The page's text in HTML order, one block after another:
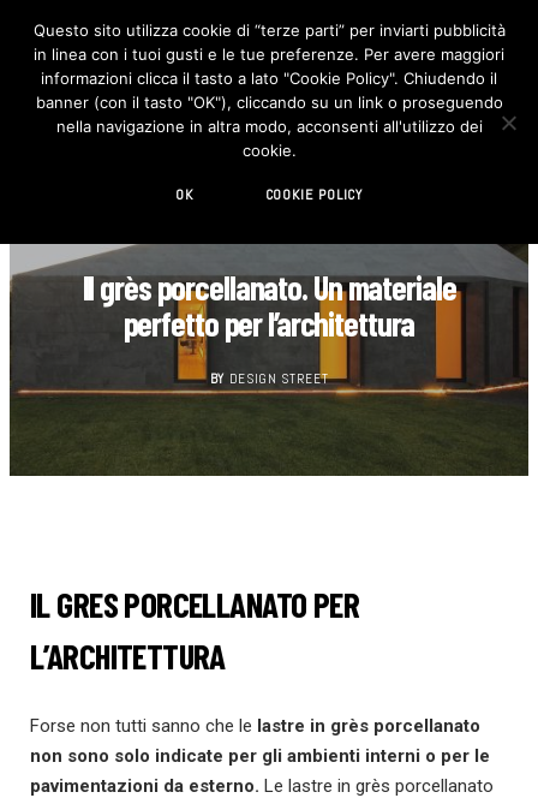
F
c
e
b
o
I
n
s
t
Il grès porcellanato. Un materiale
perfetto per l’architettura
BY DESIGN STREET
IL GRES PORCELLANATO PER
L’ARCHITETTURA
Forse non tutti sanno che le lastre in grès porcellanato
non sono solo indicate per gli ambienti interni o per le
pavimentazioni da esterno. Le lastre in grès porcellanato
Questo sito utilizza cookie di “terze parti” per inviarti pubblicità
in linea con i tuoi gusti e le tue preferenze. Per avere maggiori
informazioni clicca il tasto a lato "Cookie Policy". Chiudendo il
banner (con il tasto "OK"), cliccando su un link o proseguendo
nella navigazione in altra modo, acconsenti all'utilizzo dei
cookie.
OK COOKIE POLICY